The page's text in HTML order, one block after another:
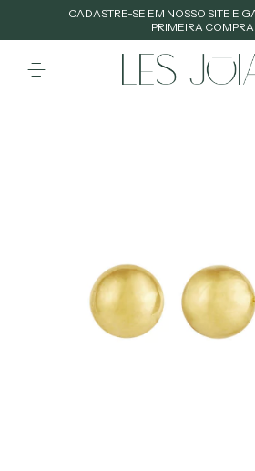
CADASTRE-SE EM NOSSO SITE E
PRIMEIRA COMPRA!